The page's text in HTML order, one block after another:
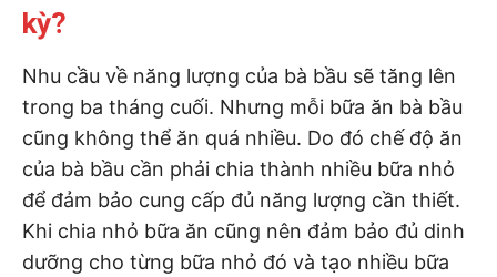
kỳ?
Nhu cầu về năng lượng của bà bầu sẽ tăng lên
trong ba tháng cuối. Nhưng mỗi bữa ăn bà bầu
cũng không thể ăn quá nhiều. Do đó chế độ ăn
của bà bầu cần phải chia thành nhiều bữa nhỏ
để đảm bảo cung cấp đủ năng lượng cần thiết.
Khi chia nhỏ bữa ăn cũng nên đảm bảo đủ dinh
dưỡng cho từng bữa nhỏ đó và tạo nhiều bữa